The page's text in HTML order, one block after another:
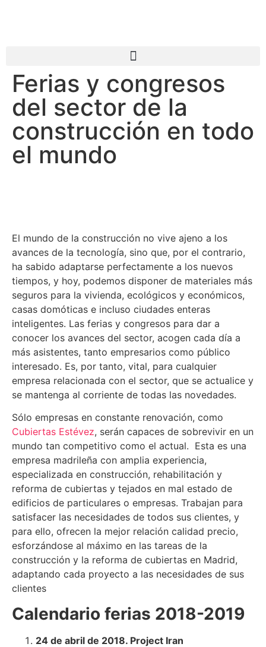
Ferias y congresos
del sector de la
construcción en todo
el mundo
El mundo de la construcción no vive ajeno a los
avances de la tecnología, sino que, por el contrario,
ha sabido adaptarse perfectamente a los nuevos
tiempos, y hoy, podemos disponer de materiales más
seguros para la vivienda, ecológicos y económicos,
casas domóticas e incluso ciudades enteras
inteligentes. Las ferias y congresos para dar a
conocer los avances del sector, acogen cada día a
más asistentes, tanto empresarios como público
interesado. Es, por tanto, vital, para cualquier
empresa relacionada con el sector, que se actualice y
se mantenga al corriente de todas las novedades.
Sólo empresas en constante renovación, como
Cubiertas Estévez, serán capaces de sobrevivir en un
mundo tan competitivo como el actual. Esta es una
empresa madrileña con amplia experiencia,
especializada en construcción, rehabilitación y
reforma de cubiertas y tejados en mal estado de
edificios de particulares o empresas. Trabajan para
satisfacer las necesidades de todos sus clientes, y
para ello, ofrecen la mejor relación calidad precio,
esforzándose al máximo en las tareas de la
construcción y la reforma de cubiertas en Madrid,
adaptando cada proyecto a las necesidades de sus
clientes
Calendario ferias 2018-2019
24 de abril de 2018. Project Iran